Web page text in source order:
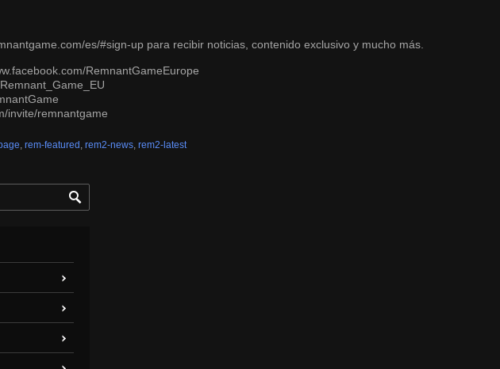
es/#sign-up para recibir noticias, contenido exclusivo y mucho más.
RemnantGameEurope
invite/remnantgame
, rem-featured , rem2-news, rem2-latest